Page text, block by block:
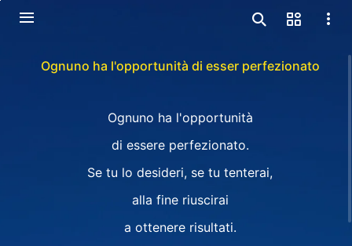
Ognuno ha l'opportunità di esser perfezionato
Ognuno ha l'opportunità
di essere perfezionato.
Se tu lo desideri, se tu tenterai,
alla fine riuscirai
a ottenere risultati.